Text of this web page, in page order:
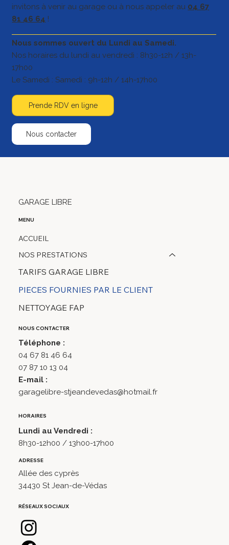
invitons à venir au garage ou à nous appeler au 04 67
81 46 64 !
Nous sommes ouvert du Lundi au Samedi.
Nos horaires du lundi au vendredi : 8h30-12h / 13h-
17h00
Le Samedi : Samedi : 9h-12h / 14h-17h00
Prende RDV en ligne
Nous contacter
GARAGE LIBRE
ADRESSE
Allée des cyprès
34430 St Jean-de-Védas
RÉSEAUX SOCIAUX
NOUS CONTACTER
Téléphone :
04 67 81 46 64
07 87 10 13 04
E-mail :
garagelibre-stjeandevedas@hotmail.fr
HORAIRES
Lundi au Vendredi :
8h30-12h00 / 13h00-17h00​
MENU
ACCUEIL
NOS PRESTATIONS
TARIFS GARAGE LIBRE
PIECES FOURNIES PAR LE CLIENT
NETTOYAGE FAP